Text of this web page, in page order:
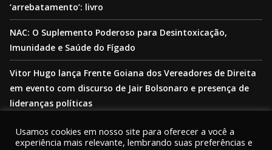
‘arrebatamento’: livro
NAC: O Suplemento Poderoso para Desintoxicação,
Imunidade e Saúde do Fígado
Vitor Hugo lança Frente Goiana dos Vereadores de Direita
em evento com discurso de Jair Bolsonaro e presença de
lideranças políticas
Usamos cookies em nosso site para oferecer a você a
experiência mais relevante, lembrando suas preferências e